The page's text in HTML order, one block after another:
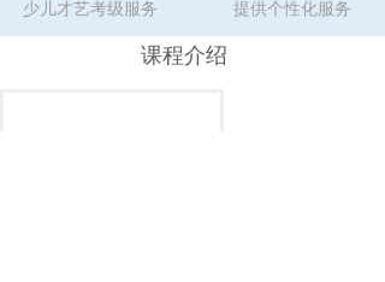
少儿才艺考级服务 提供个性化服务
课程介绍